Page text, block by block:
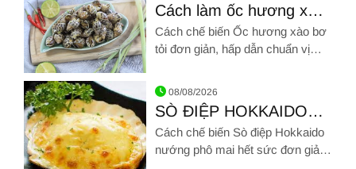
Hình ảnh về Cách làm ốc hương xào bơ tỏi thơm lừng, đậm vị
Cách làm ốc hương xào
bơ tỏi thơm lừng, đậm vị
siêu ngon
Cách chế biến Ốc hương xào bơ
tỏi đơn giản, hấp dẫn chuẩn vị
08/08/2026
SÒ ĐIỆP HOKKAIDO
NƯỚNG PHÔ MAI
Cách chế biến Sò điệp Hokkaido
nướng phô mai hết sức đơn giản,